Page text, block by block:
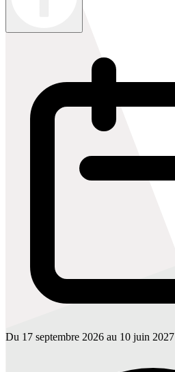
Du 17 septembre 2026 au 10 juin 2027